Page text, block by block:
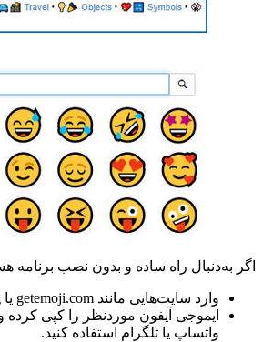
اگر به‌دنبال راه ساده و بدون نصب برنامه
وارد سایت‌هایی مانند getemoji.com یا emojipedia.org شوید.
ایموجی آیفون موردنظر را کپی کرده و
واتساپ یا تلگرام استفاده کنید.